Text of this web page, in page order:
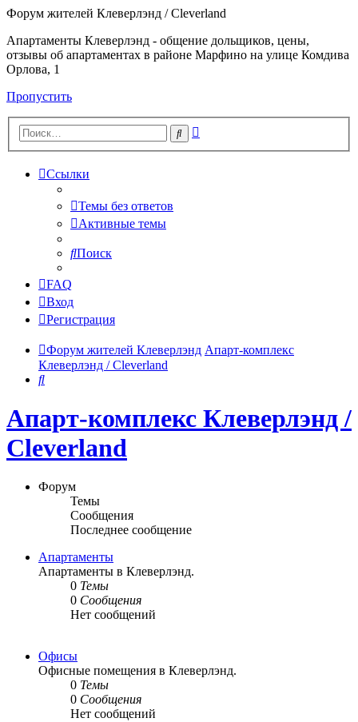
Форум жителей Клеверлэнд / Cleverland
Апартаменты Клеверлэнд - общение дольщиков, цены,
отзывы об апартаментах в районе Марфино на улице Комдива
Орлова, 1
Пропустить
Поиск
Ссылки
Темы без ответов
Активные темы
Поиск
FAQ
Вход
Регистрация
Форум жителей Клеверлэнд Апарт-комплекс
Клеверлэнд / Cleverland
Поиск
Апарт-комплекс Клеверлэнд /
Cleverland
Форум
Темы
Сообщения
Последнее сообщение
Апартаменты
Апартаменты в Клеверлэнд.
0 Темы
0 Сообщения
Нет сообщений
Офисы
Офисные помещения в Клеверлэнд.
0 Темы
0 Сообщения
Нет сообщений